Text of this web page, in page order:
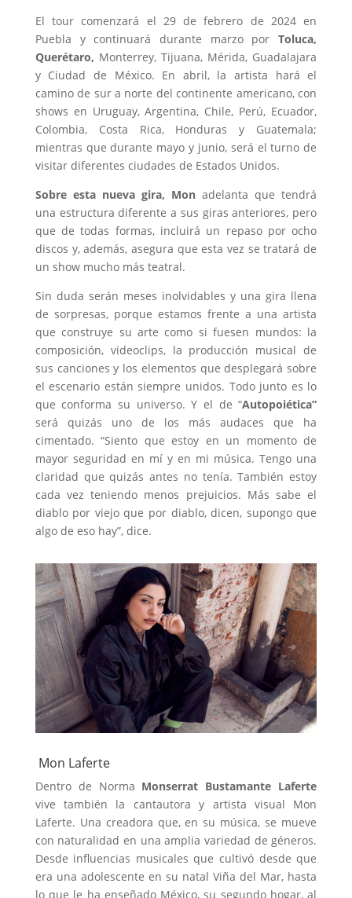
El tour comenzará el 29 de febrero de 2024 en
Puebla y continuará durante marzo porToluca,
Querétaro, Monterrey, Tijuana, Mérida, Guadalajara
y Ciudad de México. En abril, la artista hará el
camino de sur a norte del continente americano, con
shows en Uruguay, Argentina, Chile, Perú, Ecuador,
Colombia, Costa Rica, Honduras y Guatemala;
mientras que durante mayo y junio, será el turno de
visitar diferentes ciudades de Estados Unidos.
Sobre esta nueva gira, Mon adelanta que tendrá
una estructura diferente a sus giras anteriores, pero
que de todas formas, incluirá un repaso por ocho
discos y, además, asegura que esta vez se tratará de
un show mucho más teatral.
Sin duda serán meses inolvidables y una gira llena
de sorpresas, porque estamos frente a una artista
que construye su arte como si fuesen mundos: la
composición, videoclips, la producción musical de
sus canciones y los elementos que desplegará sobre
el escenario están siempre unidos. Todo junto es lo
que conforma su universo. Y el de “Autopoiética”
será quizás uno de los más audaces que ha
cimentado. “Siento que estoy en un momento de
mayor seguridad en mí y en mi música. Tengo una
claridad que quizás antes no tenía. También estoy
cada vez teniendo menos prejuicios. Más sabe el
diablo por viejo que por diablo, dicen, supongo que
algo de eso hay”, dice.
Mon Laferte
Dentro de Norma Monserrat Bustamante Laferte
vive también la cantautora y artista visual Mon
Laferte. Una creadora que, en su música, se mueve
con naturalidad en una amplia variedad de géneros.
Desde influencias musicales que cultivó desde que
era una adolescente en su natal Viña del Mar, hasta
lo que le ha enseñado México, su segundo hogar, al